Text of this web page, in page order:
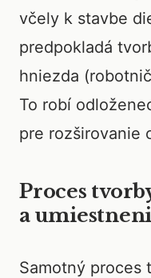
včely k stavbe
predpokladá
hniezda
To robí
pre rozširovanie
Proces
a
Samotný proces